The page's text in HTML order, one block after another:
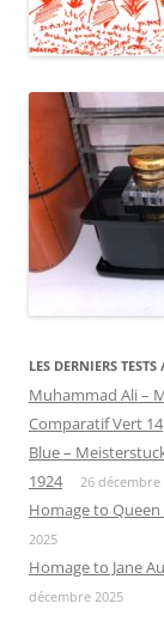
LES DERNIERS TESTS
Muhammad Ali –
Comparatif Vert 14
Blue –
1924
26 décembre
Homage to
2025
Homage to Jane
décembre 2025